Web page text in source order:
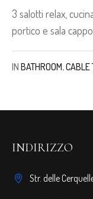
3 salotti relax,
portico e sala
IN BATHROOM,CABLE
INDIRIZZO
Str. delle